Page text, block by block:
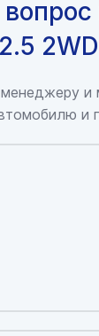
и